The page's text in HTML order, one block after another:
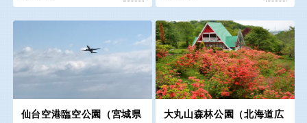
愛知
近畿
仙台空港臨空公園（宮城県
大丸山森林公園（北海道広